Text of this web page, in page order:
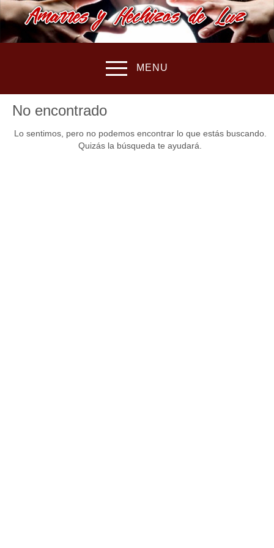
MENU
No encontrado
Lo sentimos, pero no podemos encontrar lo que estás buscando.
Quizás la búsqueda te ayudará.